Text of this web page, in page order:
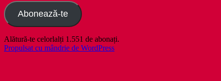
Abonează-te
Alătură-te celorlalți 1.551 de abonați.
Propulsat cu mândrie de WordPress